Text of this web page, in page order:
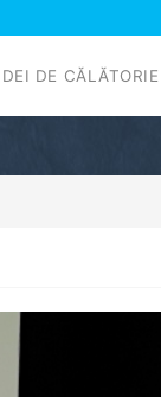
DE CĂLĂTORIE